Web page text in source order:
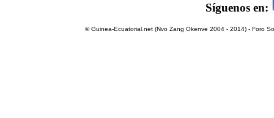
Síguenos en:
© Guinea-Ecuatorial.net (Nvo Zang Okenve 2004 - 2014) - Foro